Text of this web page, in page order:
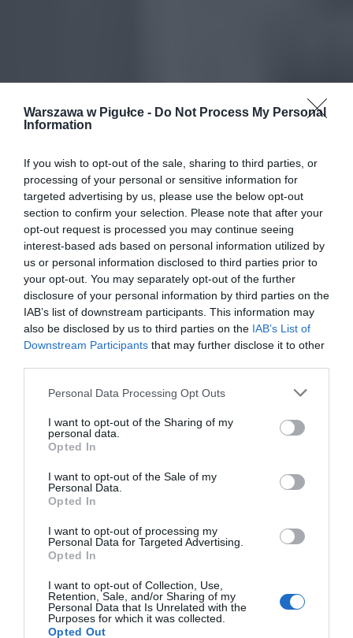
Warszawa w Pigułce - Do Not Process My Personal
Information
If you wish to opt-out of the sale, sharing to third parties, or
processing of your personal or sensitive information for
targeted advertising by us, please use the below opt-out
section to confirm your selection. Please note that after your
opt-out request is processed you may continue seeing
interest-based ads based on personal information utilized by
us or personal information disclosed to third parties prior to
your opt-out. You may separately opt-out of the further
disclosure of your personal information by third parties on the
IAB’s list of downstream participants. This information may
also be disclosed by us to third parties on the IAB’s List of
Downstream Participants that may further disclose it to other
Personal Data Processing Opt Outs
I want to opt-out of the Sharing of my
personal data.
Opted In
I want to opt-out of the Sale of my
Personal Data.
Opted In
I want to opt-out of processing my
Personal Data for Targeted Advertising.
Opted In
I want to opt-out of Collection, Use,
Retention, Sale, and/or Sharing of my
Personal Data that Is Unrelated with the
Purposes for which it was collected.
Opted Out